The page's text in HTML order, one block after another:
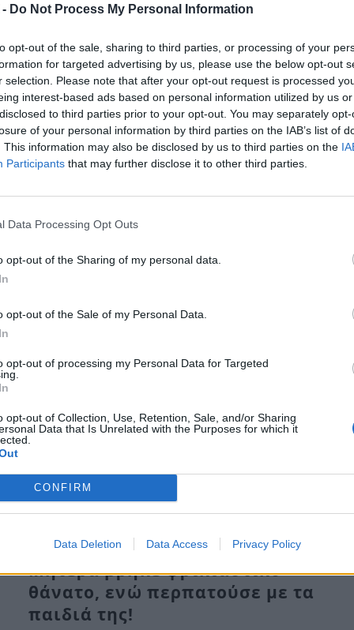
- Do Not Process My Personal Information
opt-out of the sale, sharing to third parties, or processing of your
for targeted advertising by us, please use the below opt-out
selection. Please note that after your opt-out request is processed
interest-based ads based on personal information utilized by us
to third parties prior to your opt-out. You may separately
of your personal information by third parties on the IAB’s list of
This information may also be disclosed by us to third parties on the
Participants that may further disclose it to other third parties.
Data Processing Opt Outs
opt-out of the Sharing of my personal data.
opt-out of the Sale of my Personal Data.
opt-out of processing my Personal Data for Targeted
opt-out of Collection, Use, Retention, Sale, and/or Sharing
Data that Is Unrelated with the Purposes for which it
CONFIRM
Data Deletion Data Access Privacy Policy
Ηλεία! Αυτός είναι ο 13χρονος
που βρήκε τραγικό τέλος
οικογενειακή τραγωδία!
Μητέρα βρήκε φρικιαστικό
θάνατο, ενώ περπατούσε με τα
παιδιά της!